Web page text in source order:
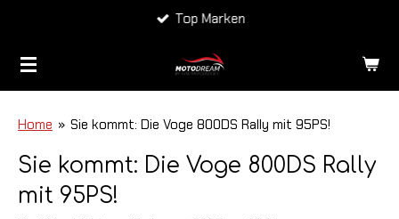
springen
Top Marken
Home » Sie kommt: Die Voge 800DS Rally mit 95PS!
Sie kommt: Die Voge 800DS Rally
mit 95PS!